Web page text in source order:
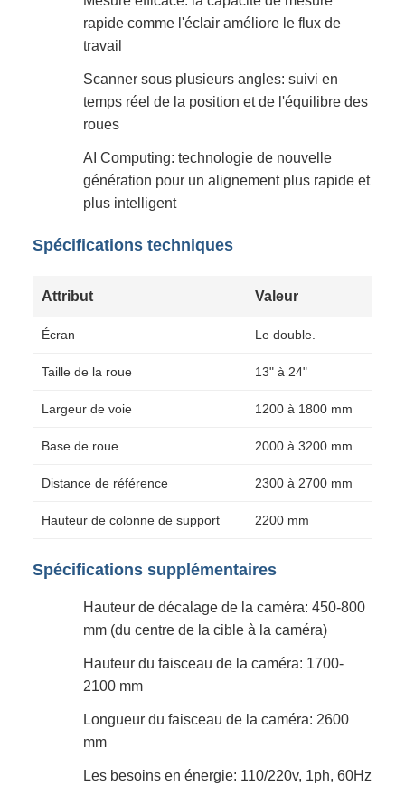
rapide comme l'éclair améliore le flux de
travail
Scanner sous plusieurs angles: suivi en
temps réel de la position et de l'équilibre des
roues
AI Computing: technologie de nouvelle
génération pour un alignement plus rapide et
plus intelligent
Spécifications techniques
Attribut Valeur
Écran Le double.
Taille de la roue 13" à 24"
Largeur de voie 1200 à 1800 mm
Base de roue 2000 à 3200 mm
Distance de référence 2300 à 2700 mm
Hauteur de colonne de support 2200 mm
Spécifications supplémentaires
Hauteur de décalage de la caméra: 450-800
mm (du centre de la cible à la caméra)
Hauteur du faisceau de la caméra: 1700-
2100 mm
Longueur du faisceau de la caméra: 2600
mm
Les besoins en énergie: 110/220v, 1ph, 60Hz